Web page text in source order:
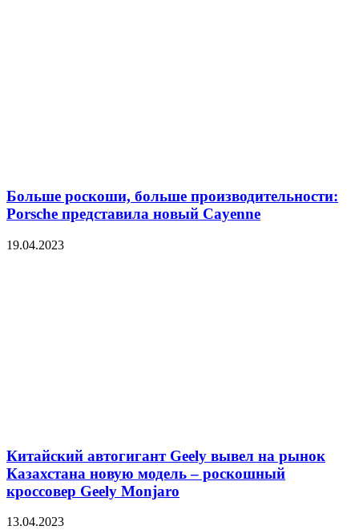
Больше роскоши, больше производительности:
Porsche представила новый Cayenne
19.04.2023
Китайский автогигант Geely вывел на рынок
Казахстана новую модель – роскошный
кроссовер Geely Monjaro
13.04.2023